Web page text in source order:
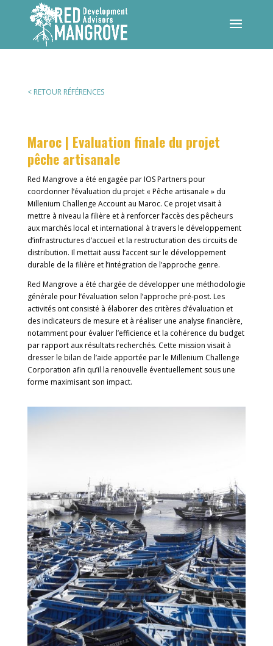
< RETOUR RÉFÉRENCES
Maroc | Evaluation finale du projet
pêche artisanale
Red Mangrove a été engagée par IOS Partners pour
coordonner l’évaluation du projet « Pêche artisanale » du
Millenium Challenge Account au Maroc. Ce projet visait à
mettre à niveau la filière et à renforcer l’accès des pêcheurs
aux marchés local et international à travers le développement
d’infrastructures d’accueil et la restructuration des circuits de
distribution. Il mettait aussi l’accent sur le développement
durable de la filière et l’intégration de l’approche genre.
Red Mangrove a été chargée de développer une méthodologie
générale pour l’évaluation selon l’approche pré-post. Les
activités ont consisté à élaborer des critères d’évaluation et
des indicateurs de mesure et à réaliser une analyse financière,
notamment pour évaluer l’efficience et la cohérence du budget
par rapport aux résultats recherchés. Cette mission visait à
dresser le bilan de l’aide apportée par le Millenium Challenge
Corporation afin qu’il la renouvelle éventuellement sous une
forme maximisant son impact.